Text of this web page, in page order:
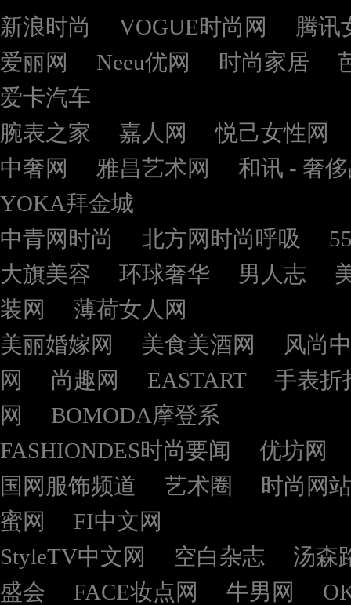
新浪时尚 VOGUE时尚网
腾讯
爱丽网
Neeu优网 时尚家居
爱卡汽车
腕表之家
嘉人网
悦己女性网
中奢网
雅昌艺术网
和讯 - 奢
YOKA拜金城
中青网时尚
北方网时尚呼吸
大旗美容
环球奢华 男人志
装网
薄荷女人网
美丽婚嫁网
美食美酒网
风尚
网
尚趣网 EASTART
手表折
网
BOMODA摩登系
FASHIONDES时尚要闻
优坊网
国网服饰频道
艺术圈
时尚网站
蜜网
FI中文网
StyleTV中文网
空白杂志
汤森
盛会
FACE妆点网 牛男网